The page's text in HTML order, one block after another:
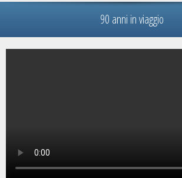
90 anni in viaggio